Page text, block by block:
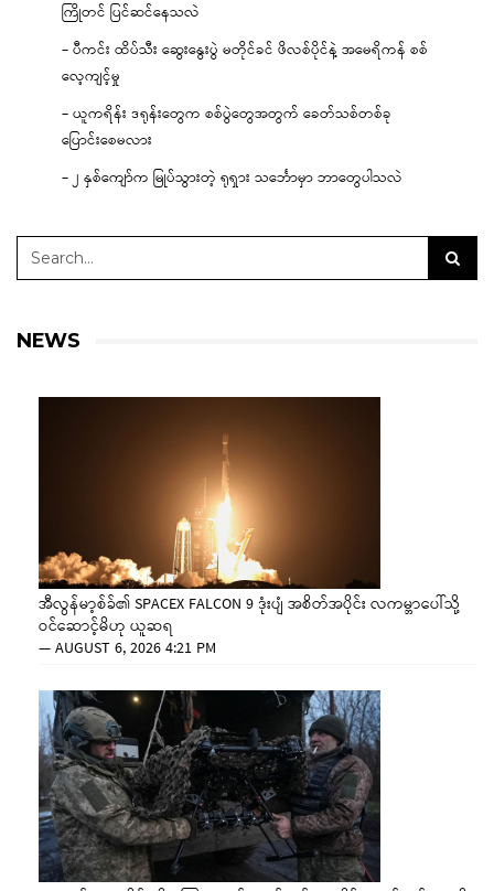
ကြိုတင် ပြင်ဆင်နေသလဲ
– ပီကင်း ထိပ်သီး ဆွေးနွေးပွဲ မတိုင်ခင် ဖိလစ်ပိုင်နဲ့ အမေရိကန် စစ်
လေ့ကျင့်မှု
– ယူကရိန်း ဒရုန်းတွေက စစ်ပွဲတွေအတွက် ခေတ်သစ်တစ်ခု
ပြောင်းစေမလား
– ၂ နှစ်ကျော်က မြုပ်သွားတဲ့ ရုရှား သင်္ဘောမှာ ဘာတွေပါသလဲ
NEWS
အီလွန်မာ့စ်ခ်၏ SPACEX FALCON 9 ဒုံးပျံ အစိတ်အပိုင်း လကမ္ဘာပေါ်သို့
ဝင်ဆောင့်မိဟု ယူဆရ
—AUGUST 6, 2026 4:21 PM